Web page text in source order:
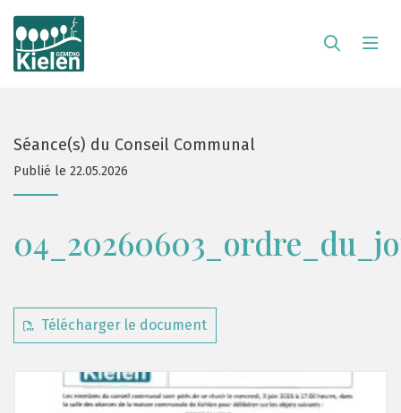
Séance(s) du Conseil Communal
Publié le 22.05.2026
Télécharger le document